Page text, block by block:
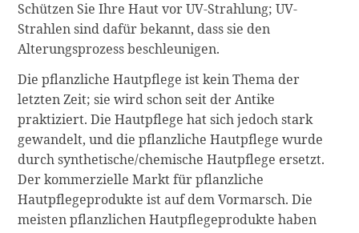
Schützen Sie Ihre Haut vor UV-Strahlung; UV-
Strahlen sind dafür bekannt, dass sie den
Alterungsprozess beschleunigen.
Die pflanzliche Hautpflege ist kein Thema der
letzten Zeit; sie wird schon seit der Antike
praktiziert. Die Hautpflege hat sich jedoch stark
gewandelt, und die pflanzliche Hautpflege wurde
durch synthetische/chemische Hautpflege ersetzt.
Der kommerzielle Markt für pflanzliche
Hautpflegeprodukte ist auf dem Vormarsch. Die
meisten pflanzlichen Hautpflegeprodukte haben